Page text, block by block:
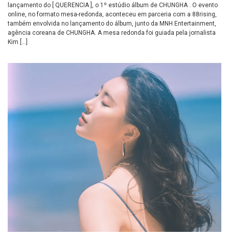
lançamento do [ QUERENCIA ], o 1º estúdio álbum de CHUNGHA . O evento
online, no formato mesa-redonda, aconteceu em parceria com a 88rising,
também envolvida no lançamento do álbum, junto da MNH Entertainment,
agência coreana de CHUNGHA. A mesa redonda foi guiada pela jornalista
Kim […]